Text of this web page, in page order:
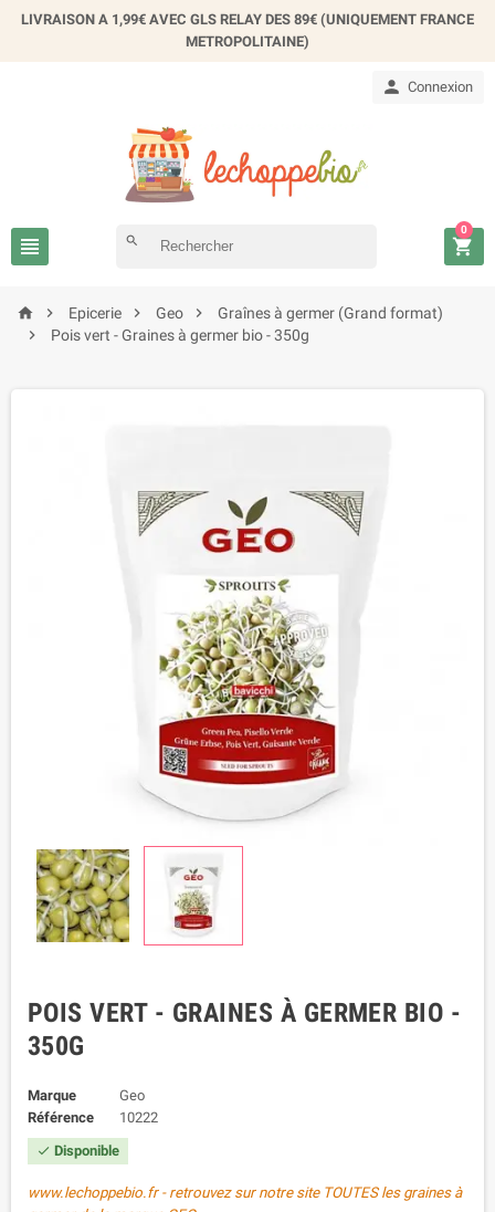
LIVRAISON A 1,99€ AVEC GLS RELAY DES 89€ (UNIQUEMENT FRANCE
METROPOLITAINE)
 Connexion
 search 
0
  Epicerie  Geo 
Graînes à germer (Grand format)

Pois vert - Graines à germer bio - 350g
POIS VERT - GRAINES À GERMER BIO -
350G
Marque
Geo
Référence
10222
 Disponible
www.lechoppebio.fr - retrouvez sur notre site TOUTES les graines à
Créer une liste d'envies ×
Annuler Créer une liste d'envies